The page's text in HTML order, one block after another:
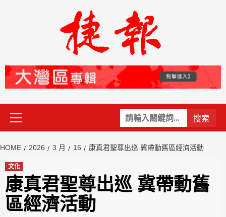
關
鍵
Primary
Menu
HOME 2026 3 月 16 康真君聖尊出巡 冀帶動舊區經濟活動
文化
康真君聖尊出巡 冀帶動舊
區經濟活動